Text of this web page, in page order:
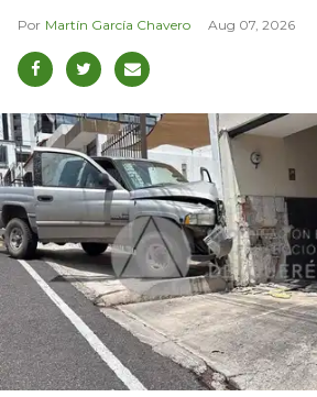
Martín García Chavero Aug 07, 2026